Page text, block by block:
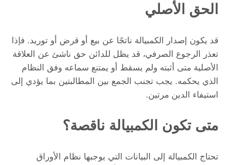
الحق الأصلي
قد يكون إصدار الكمبيالة ناتجًا عن بيع أو قرض أو توريد. فإذا
تعذر الرجوع الصرفي، قد يظل للدائن حق ناشئ عن العلاقة
الأصلية متى أثبته ولم يسقط أو يمتنع سماعه وفق النظام
الذي يحكمه. يجب تجنب الجمع بين المطالبتين بما يؤدي إلى
استيفاء الدين مرتين.
متى تكون الكمبيالة ناقصة؟
تحتاج الكمبيالة إلى البيانات التي يوجبها نظام الأوراق